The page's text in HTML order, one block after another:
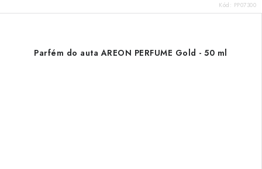
Kód: PP07300
Parfém do auta AREON PERFUME Gold - 50 ml